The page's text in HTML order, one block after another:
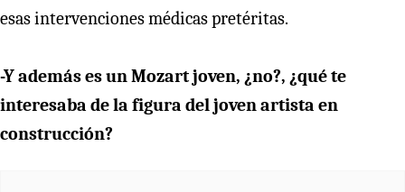
esas intervenciones médicas pretéritas.
-Y además es un Mozart joven, ¿no?, ¿qué te
interesaba de la figura del joven artista en
construcción?